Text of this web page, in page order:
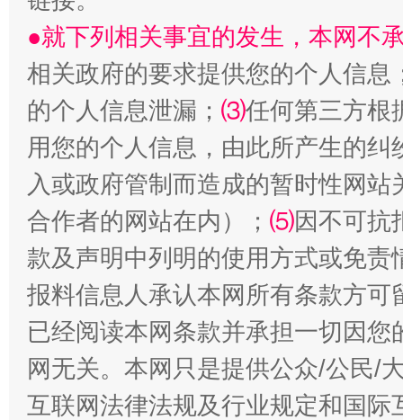
事关残疾人未来5年
规模最大的光氢储一体化项目 走
●就下列相关事宜的发生，本网不
相关政府的要求提供您的个人信息
的个人信息泄漏； ⑶任何第三方根
用您的个人信息，由此所产生的纠
入或政府管制而造成的暂时性网
合作者的网站在内）； ⑸因不可抗
款及声明中列明的使用方式或免责
报料信息人承认本网所有条款方
已经阅读本网条款并承担一切因
网无关。本网只是提供公众/公民/
互联网法律法规及行业规定和国